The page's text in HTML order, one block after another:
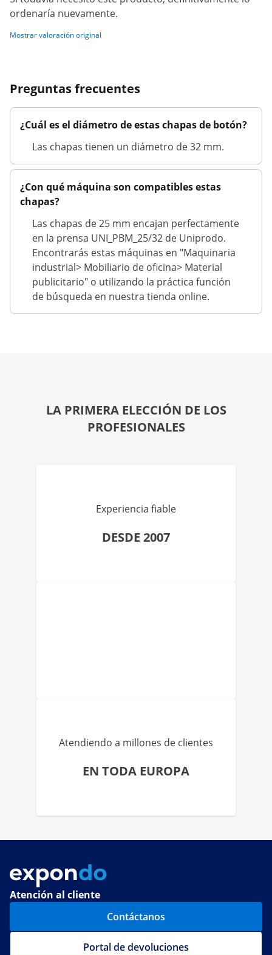
ordenaría nuevamente.
Mostrar valoración original
Preguntas frecuentes
¿Cuál es el diámetro de estas chapas de botón?
Las chapas tienen un diámetro de 32 mm.
¿Con qué máquina son compatibles estas
chapas?
Las chapas de 25 mm encajan perfectamente
en la prensa UNI_PBM_25/32 de Uniprodo.
Encontrarás estas máquinas en "Maquinaria
industrial> Mobiliario de oficina> Material
publicitario" o utilizando la práctica función
de búsqueda en nuestra tienda online.
LA PRIMERA ELECCIÓN DE LOS
PROFESIONALES
Experiencia fiable
DESDE 2007
Atendiendo a millones de clientes
EN TODA EUROPA
Atención al cliente
Contáctanos
Portal de devoluciones